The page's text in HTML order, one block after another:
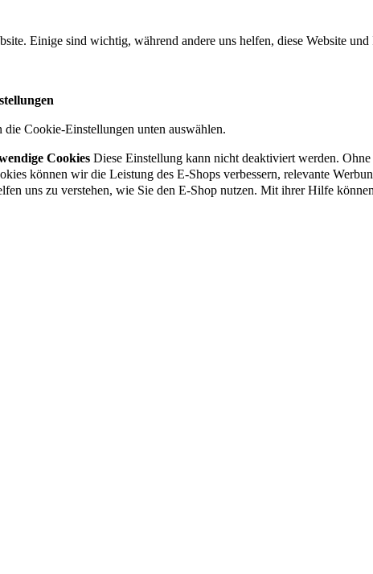
Einige sind wichtig, während andere uns helfen, diese Website
Cookie-Einstellungen unten auswählen.
Cookies Diese Einstellung kann nicht deaktiviert werden.
können wir die Leistung des E-Shops verbessern, relevante
uns zu verstehen, wie Sie den E-Shop nutzen. Mit ihrer Hilfe